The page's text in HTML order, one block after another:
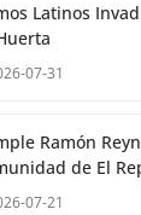
Latinos
07-31
Ramón
de El
07-21